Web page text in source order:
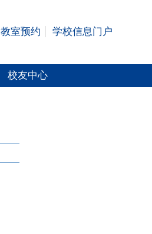
教室预约 学校信息门户
校友中心